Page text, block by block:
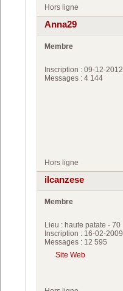
Hors ligne
Anna29
Membre
Inscription : 09-12-2012
Messages : 4 144
Hors ligne
ilcanzese
Membre
Lieu : haute patate - 70
Inscription : 16-02-2009
Messages : 12 595
Site Web